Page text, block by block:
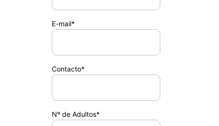
E-mail*
Contacto*
Nº de Adultos*